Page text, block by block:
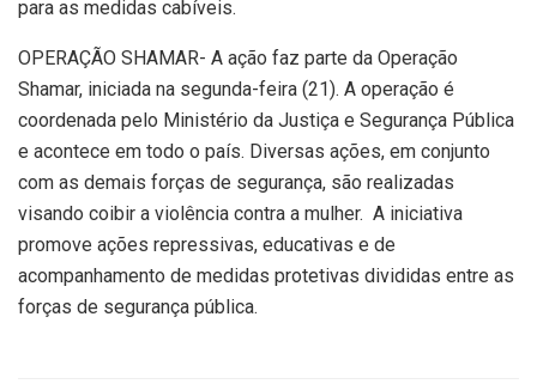
para as medidas cabíveis.
OPERAÇÃO SHAMAR- A ação faz parte da Operação
Shamar, iniciada na segunda-feira (21). A operação é
coordenada pelo Ministério da Justiça e Segurança Pública
e acontece em todo o país. Diversas ações, em conjunto
com as demais forças de segurança, são realizadas
visando coibir a violência contra a mulher. A iniciativa
promove ações repressivas, educativas e de
acompanhamento de medidas protetivas divididas entre as
forças de segurança pública.